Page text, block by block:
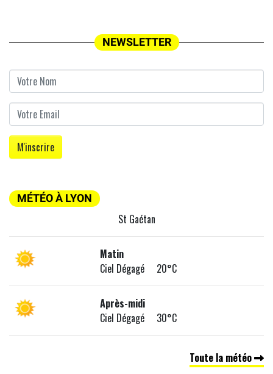
NEWSLETTER
MÉTÉO À LYON
St Gaétan
Matin
Ciel Dégagé 20°C
Après-midi
Ciel Dégagé 30°C
Toute la météo